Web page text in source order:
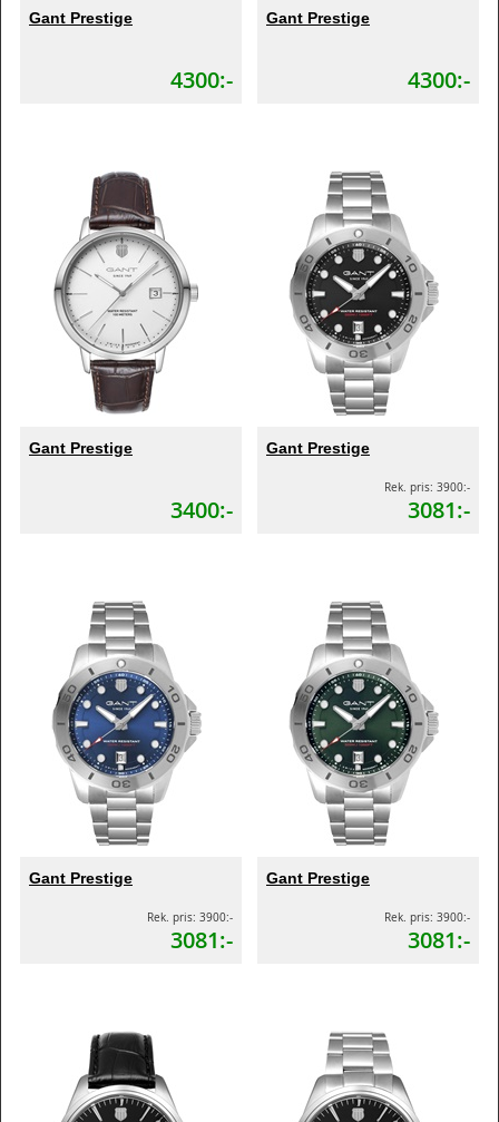
Gant Prestige
4300:-
Gant Prestige
4300:-
Gant Prestige
3400:-
Gant Prestige
Rek. pris: 3900:-
3081:-
Gant Prestige
Rek. pris: 3900:-
3081:-
Gant Prestige
Rek. pris: 3900:-
3081:-